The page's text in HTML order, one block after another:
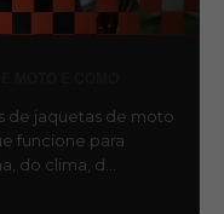
de jaquetas de moto
funcione para
do clima, d…